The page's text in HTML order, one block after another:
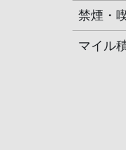
禁煙・
マイル